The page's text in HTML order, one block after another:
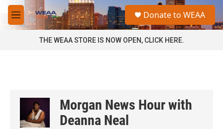
Skip to main content
M
e
a
Donate to WEAA
THE WEAA STORE IS NOW OPEN, CLICK HERE.
Morgan News Hour with
Deanna Neal